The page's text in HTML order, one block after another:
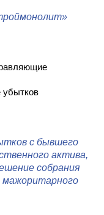
убытков
с бывшего
актива,
собрания
мажоритарного